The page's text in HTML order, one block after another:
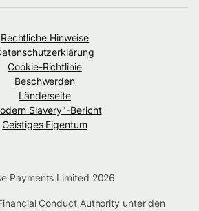
Rechtliche Hinweise
Cookie-Richtlinie
Beschwerden
Länderseite
Slavery"-Bericht
Geistiges Eigentum
Payments Limited 2026
Conduct Authority unter den